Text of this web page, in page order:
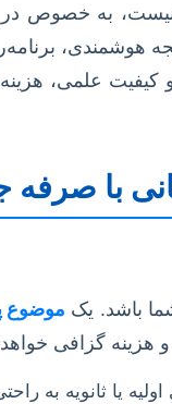
به خصوص در
کیفیت علمی،
با
باشد. یک موضوع
و هزینه گزافی
یا ثانویه